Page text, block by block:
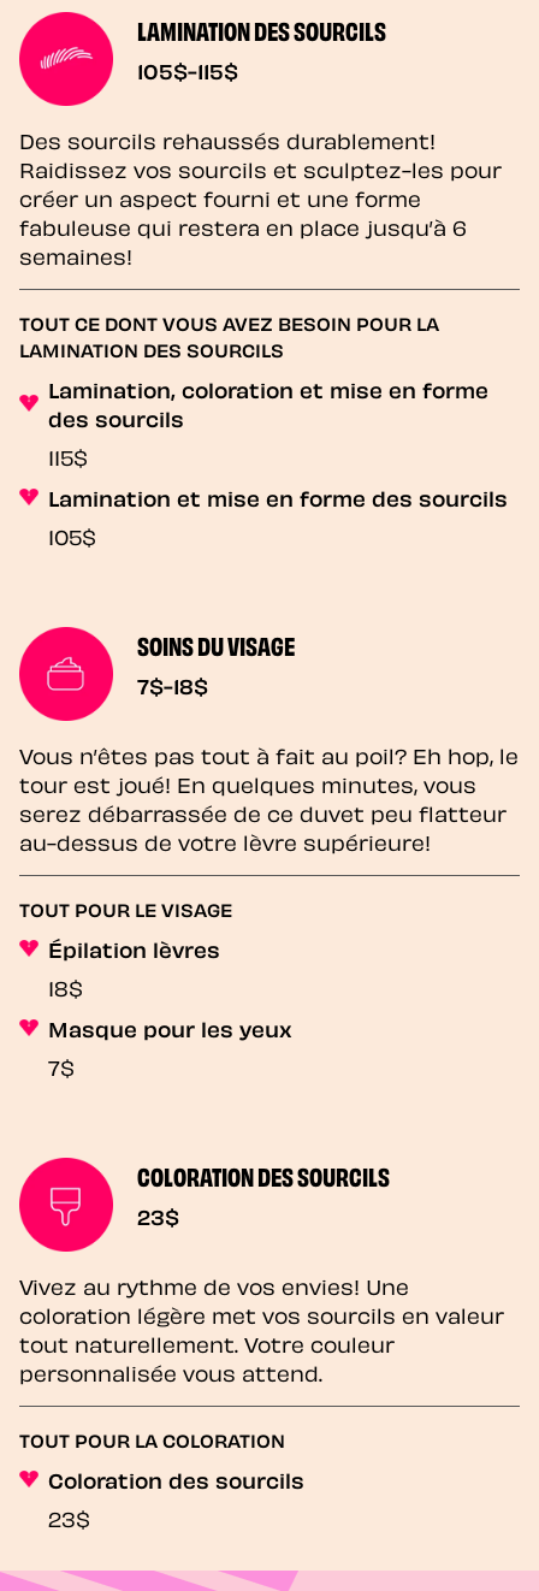
LAMINATION DES SOURCILS
105$-115$
Des sourcils rehaussés durablement!
Raidissez vos sourcils et sculptez-les pour
créer un aspect fourni et une forme
fabuleuse qui restera en place jusqu’à 6
semaines!
TOUT CE DONT VOUS AVEZ BESOIN POUR LA
LAMINATION DES SOURCILS
Lamination, coloration et mise en forme
des sourcils
115$
Lamination et mise en forme des sourcils
105$
SOINS DU VISAGE
7$-18$
Vous n’êtes pas tout à fait au poil? Eh hop, le
tour est joué! En quelques minutes, vous
serez débarrassée de ce duvet peu flatteur
au-dessus de votre lèvre supérieure!
TOUT POUR LE VISAGE
Épilation lèvres
18$
Masque pour les yeux
7$
COLORATION DES SOURCILS
23$
Vivez au rythme de vos envies! Une
coloration légère met vos sourcils en valeur
tout naturellement. Votre couleur
personnalisée vous attend.
TOUT POUR LA COLORATION
Coloration des sourcils
23$